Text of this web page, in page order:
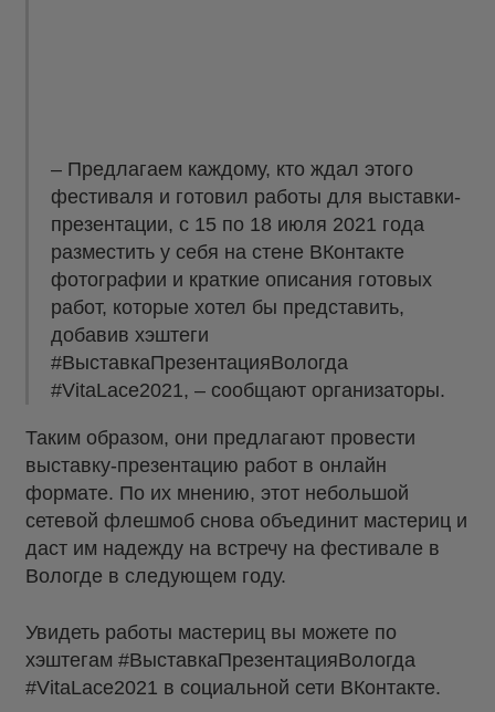
– Предлагаем каждому, кто ждал этого
фестиваля и готовил работы для выставки-
презентации, с 15 по 18 июля 2021 года
разместить у себя на стене ВКонтакте
фотографии и краткие описания готовых
работ, которые хотел бы представить,
добавив хэштеги
#ВыставкаПрезентацияВологда
#VitaLace2021, – сообщают организаторы.
Таким образом, они предлагают провести
выставку-презентацию работ в онлайн
формате. По их мнению, этот небольшой
сетевой флешмоб снова объединит мастериц и
даст им надежду на встречу на фестивале в
Вологде в следующем году.
Увидеть работы мастериц вы можете по
хэштегам #ВыставкаПрезентацияВологда
#VitaLace2021 в социальной сети ВКонтакте.